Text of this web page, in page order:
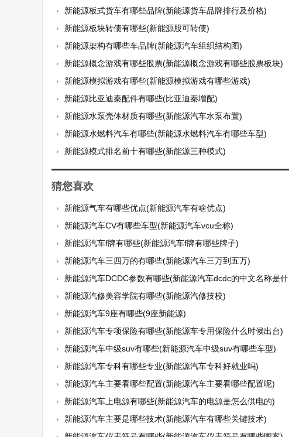
新能源板式货车有哪些品牌(新能源货车品牌排行及价格)
新能源板块转债有哪些(新能源股可转债)
新能源架构有哪些车品牌(新能源汽车组织结构图)
新能源概念游戏有哪些股票(新能源概念游戏有哪些股票板块)
新能源模拟游戏有哪些(新能源模拟游戏有哪些游戏)
新能源比亚迪秦配件有哪些(比亚迪秦增配)
新能源水泵壳体材质有哪些(新能源汽车水泵布置)
新能源水燃料汽车有哪些(新能源水燃料汽车有哪些车型)
新能源模式排名前十有哪些(新能源三种模式)
猜您喜欢
新能源气车有哪些优点(新能源汽车有啥优点)
新能源汽车CV有哪些车型(新能源汽车vcu全称)
新能源汽车f牌有哪些(新能源汽车f牌有哪些牌子)
新能源汽车三四万的有哪些(新能源汽车三万到五万)
新能源汽车DCDC参数有哪些(新能源汽车dcdc的中文名称是什么)
新能源汽修美容学院有哪些(新能源汽修技校)
新能源汽车9座有哪些(9座新能源)
新能源汽车专项保险有哪些(新能源车专用保险什么时候出台)
新能源汽车中级suv有哪些(新能源汽车中级suv有哪些车型)
新能源汽车专科有哪些专业(新能源汽车专科好就业吗)
新能源汽车主要看哪些配置(新能源汽车主要看哪些配置呢)
新能源汽车上电源有哪些(新能源汽车的电源是怎么供电的)
新能源汽车主要是哪些技术(新能源汽车有哪些关键技术)